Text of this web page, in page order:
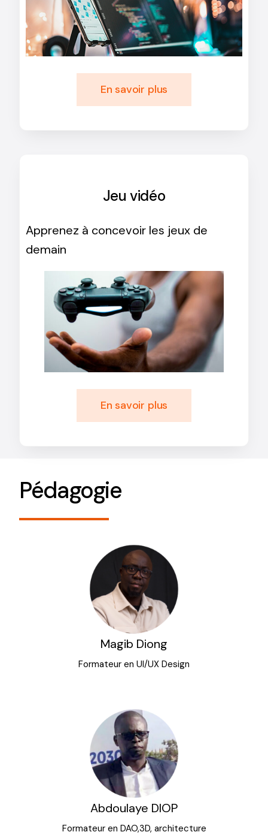
En savoir plus
Jeu vidéo
Apprenez à concevoir les jeux de
demain
En savoir plus
Pédagogie
Magib Diong
Formateur en UI/UX Design
Abdoulaye DIOP
Formateur en DAO,3D, architecture